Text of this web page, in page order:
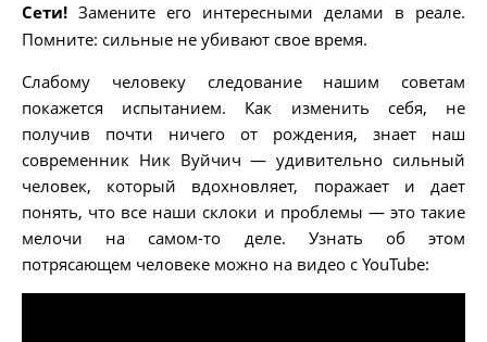
Сети! Замените его интересными делами в реале.
Помните: сильные не убивают свое время.
Слабому человеку следование нашим советам
покажется испытанием. Как изменить себя, не
получив почти ничего от рождения, знает наш
современник Ник Вуйчич — удивительно сильный
человек, который вдохновляет, поражает и дает
понять, что все наши склоки и проблемы — это такие
мелочи на самом-то деле. Узнать об этом
потрясающем человеке можно на видео с YouTube: